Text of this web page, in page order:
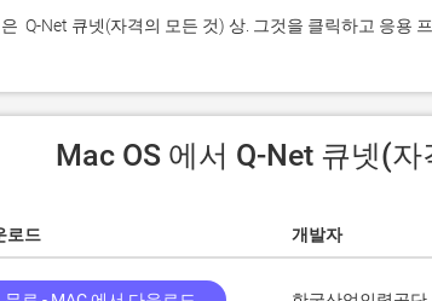
Q-Net 큐넷(자격의 모든 것) 상. 그것을 클릭하고 응용
Mac OS 에서 Q-Net 큐넷(
로드 개발자